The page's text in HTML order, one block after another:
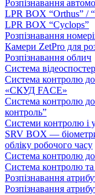
Розпізнавання
LPR BOX “Orthus” /
LPR BOX “Cyclops”
Розпізнавання
Камери ZetPro для
Розпізнавання облич
Система
Система контролю
«СКУД FACE»
Система контролю
контроль”
Системи контролю і
SRV BOX —
обліку робочого часу
Система контролю
Система контролю та
Розпізнавання
Розпізнавання